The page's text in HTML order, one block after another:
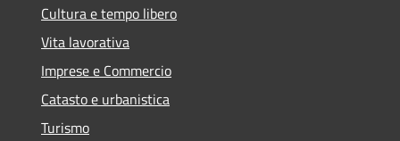
Cultura e tempo libero
Vita lavorativa
Imprese e Commercio
Catasto e urbanistica
Turismo